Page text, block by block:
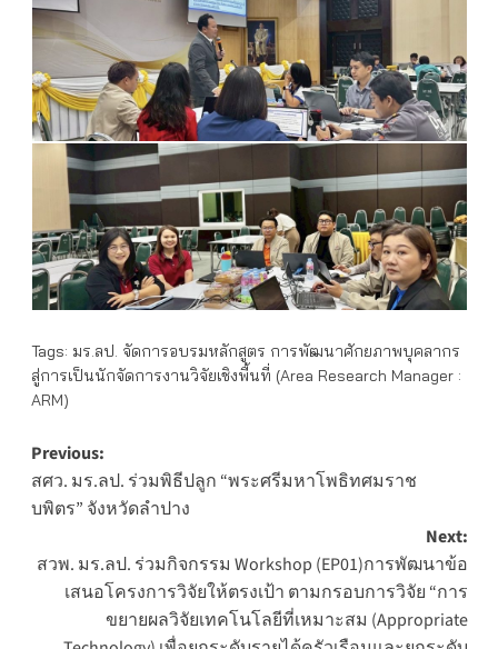
Tags: มร.ลป. จัดการอบรมหลักสูตร การพัฒนาศักยภาพบุคลากร
สู่การเป็นนักจัดการงานวิจัยเชิงพื้นที่ (Area Research Manager :
ARM)
Post
navigation
Previous:
สศว. มร.ลป. ร่วมพิธีปลูก “พระศรีมหาโพธิทศมราช
บพิตร” จังหวัดลำปาง
Next:
สวพ. มร.ลป. ร่วมกิจกรรม Workshop (EP01)การพัฒนาข้อ
เสนอโครงการวิจัยให้ตรงเป้า ตามกรอบการวิจัย “การ
ขยายผลวิจัยเทคโนโลยีที่เหมาะสม (Appropriate